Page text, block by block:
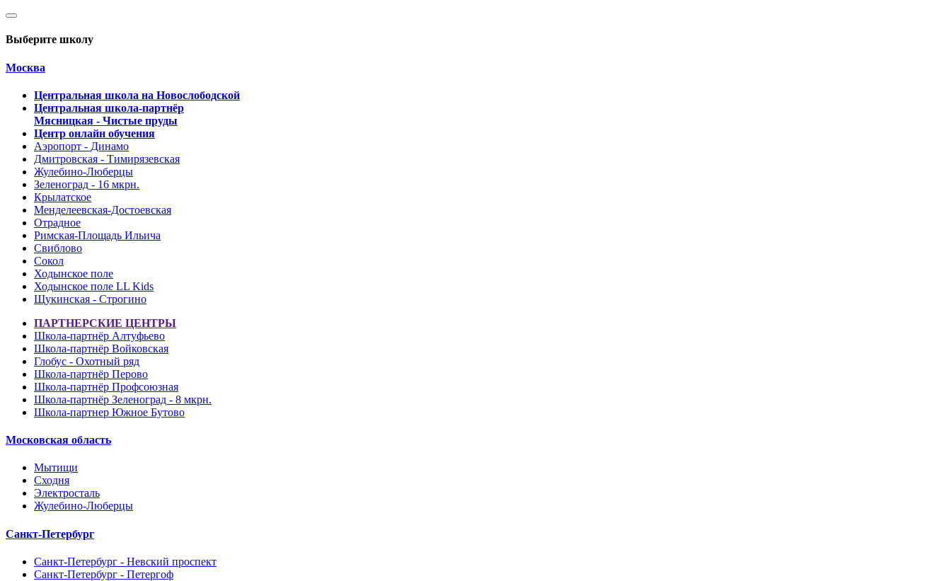
Выберите школу
Москва
Центральная школа на Новослободской
Центральная школа-партнёр
Мясницкая - Чистые пруды
Центр онлайн обучения
Аэропорт - Динамо
Дмитровская - Тимирязевская
Жулебино-Люберцы
Зеленоград - 16 мкрн.
Крылатское
Менделеевская-Достоевская
Отрадное
Римская-Площадь Ильича
Свиблово
Сокол
Ходынское поле
Ходынское поле LL Kids
Щукинская - Строгино
ПАРТНЕРСКИЕ ЦЕНТРЫ
Школа-партнёр Алтуфьево
Школа-партнёр Войковская
Глобус - Охотный ряд
Школа-партнёр Перово
Школа-партнёр Профсоюзная
Школа-партнёр Зеленоград - 8 мкрн.
Школа-партнер Южное Бутово
Московская область
Мытищи
Сходня
Электросталь
Жулебино-Люберцы
Санкт-Петербург
Санкт-Петербург - Невский проспект
Санкт-Петербург - Петергоф